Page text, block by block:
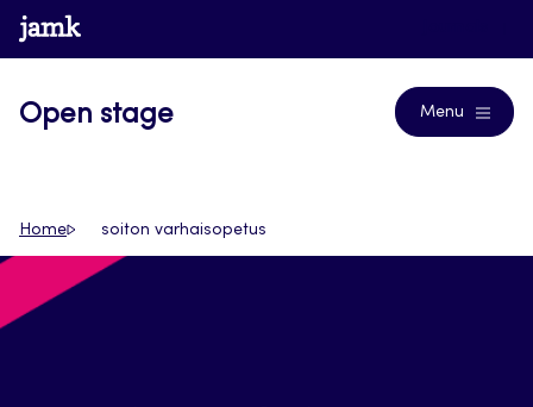
Siirry
suoraan
www.jamk.fi
Open stage Menu
Home soiton varhaisopetus